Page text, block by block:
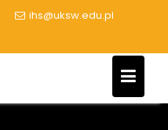
ihs@uksw.edu.pl